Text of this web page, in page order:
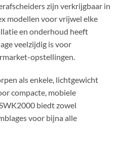
zijn verkrijgbaar in
modellen voor vrijwel elke
en onderhoud heeft
veelzijdig is voor
opstellingen.
als enkele, lichtgewicht
compacte, mobiele
biedt zowel
voor bijna alle